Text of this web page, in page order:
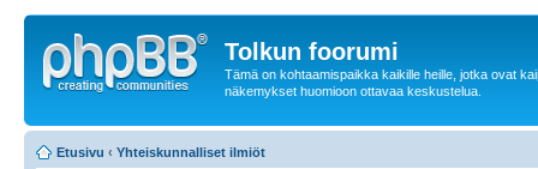
Tolkun foorumi
Tämä on kohtaamispaikka kaikille heille, jotka ovat
näkemykset huomioon ottavaa keskustelua.
Etusivu ‹ Yhteiskunnalliset ilmiöt